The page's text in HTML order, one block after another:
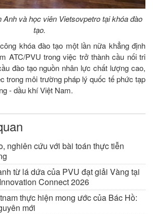
và học viên Vietsovpetro tại khóa đào
tạo.
khóa đào tạo một lần nữa khẳng định
ATC/PVU trong việc trở thành cầu nối tri
đào tạo nguồn nhân lực chất lượng cao,
trong môi trường pháp lý quốc tế phức tạp
- dầu khí Việt Nam.
nghiên cứu với bài toán thực tiễn
từ lá dứa của PVU đạt giải Vàng tại
Connect 2026
thực hiện mong ước của Bác Hồ:
mới